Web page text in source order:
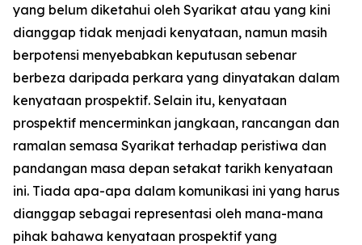
yang belum diketahui oleh Syarikat atau yang kini
dianggap tidak menjadi kenyataan, namun masih
berpotensi menyebabkan keputusan sebenar
berbeza daripada perkara yang dinyatakan dalam
kenyataan prospektif. Selain itu, kenyataan
prospektif mencerminkan jangkaan, rancangan dan
ramalan semasa Syarikat terhadap peristiwa dan
pandangan masa depan setakat tarikh kenyataan
ini. Tiada apa-apa dalam komunikasi ini yang harus
dianggap sebagai representasi oleh mana-mana
pihak bahawa kenyataan prospektif yang